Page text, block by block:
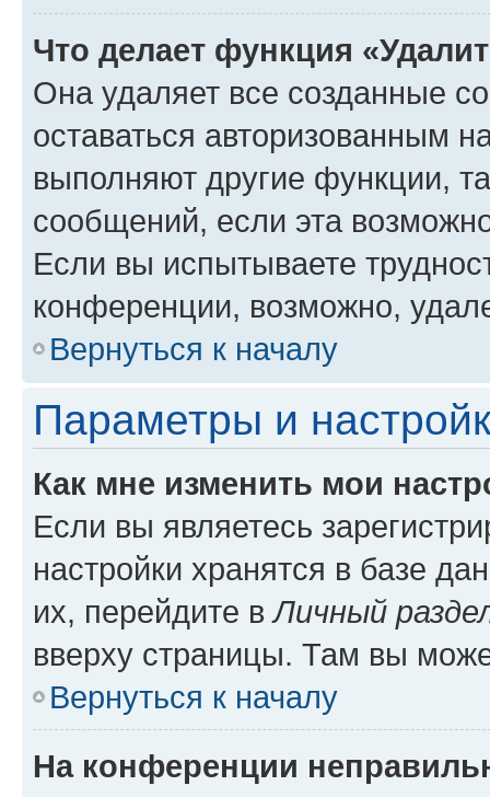
Что делает функция
Она удаляет все созданные
оставаться авторизованным
выполняют другие функции,
сообщений, если эта
Если вы испытываете
конференции, возможно,
Вернуться к началу
Параметры и
Как мне изменить мои
Если вы являетесь
настройки хранятся в базе
их, перейдите вЛичный
вверху страницы. Там вы
Вернуться к началу
На конференции